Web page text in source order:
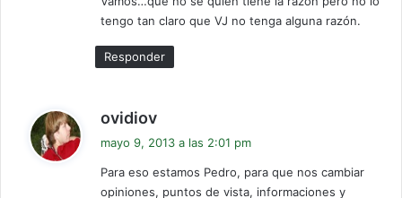
tengo tan claro que VJ no tenga alguna razón.
Responder
ovidiov
e
mayo 9, 2013 a las 2:01 pm
Para eso estamos Pedro, para que nos cambiar
opiniones, puntos de vista, informaciones y